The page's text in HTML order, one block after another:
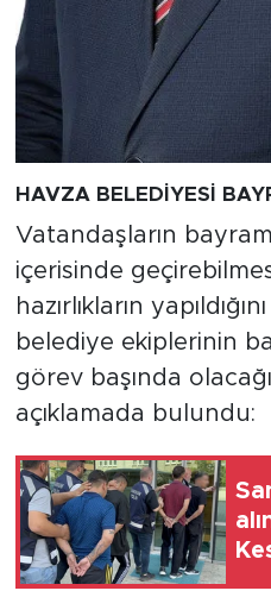
HAVZA BELEDİYESİ
Vatandaşların
içerisinde
hazırlıkların
belediye ekiplerinin
görev başında
açıklamada bulundu: